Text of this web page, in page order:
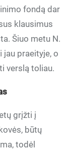
fondą dar
klausimus
Šiuo metu N.
jau praeityje, o
verslą toliau.
grįžti į
būtų
todėl